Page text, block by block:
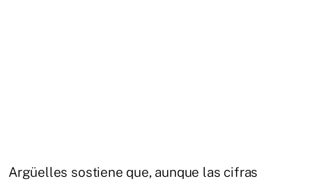
Argüelles sostiene que, aunque las cifras